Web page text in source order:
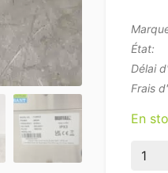
État:
Délai
Frais
En